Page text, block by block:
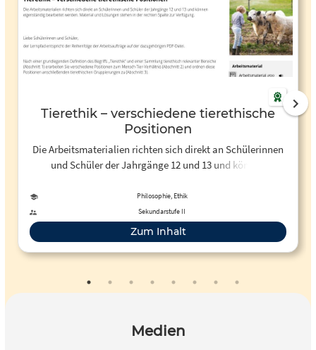
Tierethik – verschiedene tierethische
Positionen
Die Arbeitsmaterialien richten sich direkt an Schülerinnen
und Schüler der Jahrgänge 12 und 13 und können
stehen in der rechten Spalte zur Verfügung.
Philosophie, Ethik
Sekundarstufe II
Zum Inhalt
Medien